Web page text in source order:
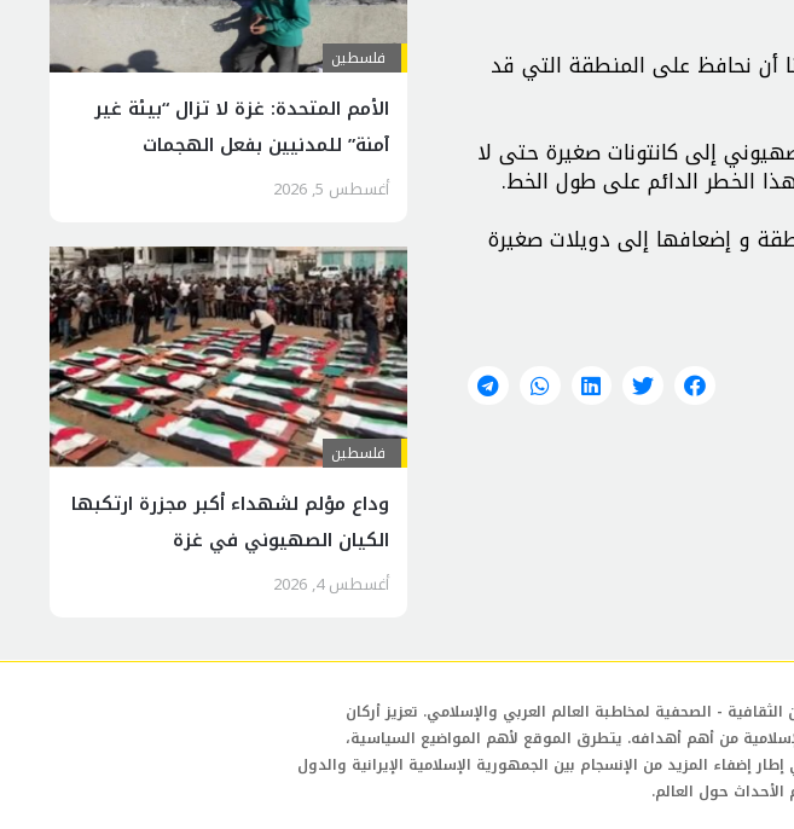
أن نحافظ على المنطقة التي قد
بالكيان الصهيوني إلى كانتونات صغيرة حتى لا
الخطر الدائم على طول الخط.
و إضعافها إلى دويلات صغيرة
فلسطين
الأمم المتحدة: غزة لا تزال “بيئة غير
آمنة” للمدنيين بفعل الهجمات
الإسرائيلية
أغسطس 5, 2026
فلسطين
وداع مؤلم لشهداء أكبر مجزرة ارتكبها
الكيان الصهيوني في غزة
أغسطس 4, 2026
- الصحفية لمخاطبة العالم العربي والإسلامي. تعزيز أركان
من أهم أهدافه. يتطرق الموقع لأهم المواضيع السياسية،
إضفاء المزيد من الإنسجام بين الجمهورية الإسلامية الإيرانية والدول
الأحداث حول العالم.